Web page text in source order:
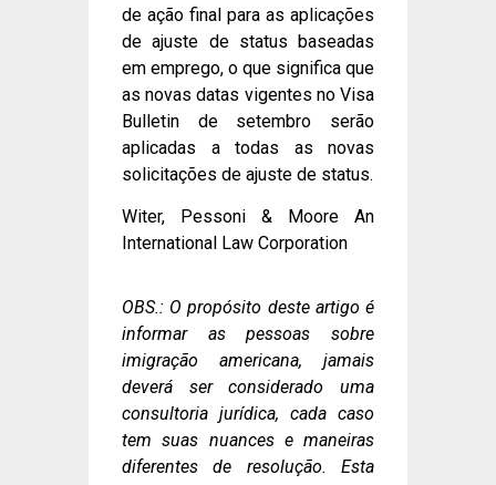
de ação final para as aplicações
de ajuste de status baseadas
em emprego, o que significa que
as novas datas vigentes no Visa
Bulletin de setembro serão
aplicadas a todas as novas
solicitações de ajuste de status.
Witer, Pessoni & Moore An
International Law Corporation
OBS.: O propósito deste artigo é
informar as pessoas sobre
imigração americana, jamais
deverá ser considerado uma
consultoria jurídica, cada caso
tem suas nuances e maneiras
diferentes de resolução. Esta